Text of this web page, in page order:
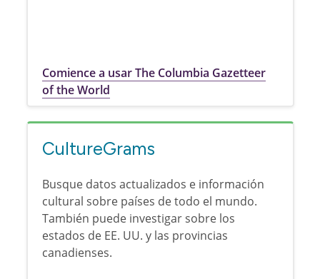
Comience a usar The Columbia Gazetteer
of the World
CultureGrams
Busque datos actualizados e información
cultural sobre países de todo el mundo.
También puede investigar sobre los
estados de EE. UU. y las provincias
canadienses.